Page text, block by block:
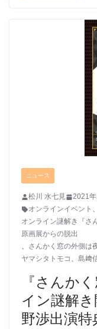
ニュース
松川 水七見
2021
オンラインイベント 、
オンライン謎解き『さ
原画展からの脱出
、 さんかく窓の外側は
ヤマシタトモコ 、 島﨑
『さんか
イン謎解
野渉出演特